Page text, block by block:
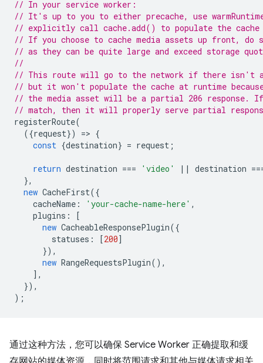
// In your service worker:
// It's up to you to either precache, use
// explicitly call cache.add() to populate the cache
// If you choose to cache media assets up front, do
// as they can be quite large and exceed storage
//
// This route will go to the network if there isn't a
// but it won't populate the cache at runtime
// the media asset will be a partial 206 response.
// match, then it will properly serve partial
registerRoute(
({request}) => {
const {destination} = request ;
return destination === 'video' || destination
},
new CacheFirst({
cacheName : 'your-cache-name-here' ,
plugins :
[
new CacheableResponsePlugin({
statuses : [200]
}),
new RangeRequestsPlugin(),
],
}),
);
通过这种方法，您可以确保 Service Worker 正确提取和缓